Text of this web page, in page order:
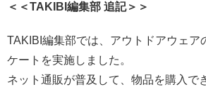
＜＜TAKIBI編集部 追記＞＞
TAKIBI編集部では、アウトドアウェア
ケートを実施しました。
ネット通販が普及して、物品を購入で